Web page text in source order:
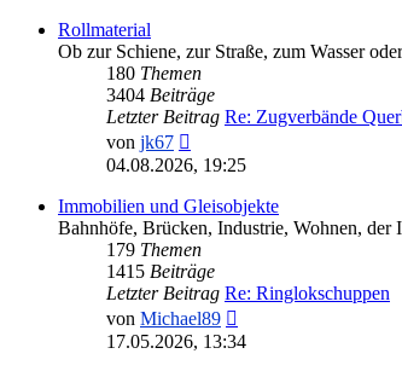
Rollmaterial
Ob zur Schiene, zur Straße, zum Wasser
180 Themen
3404 Beiträge
Letzter Beitrag Re: Zugverbände
von jk67
Beitrag
04.08.2026, 19:25
Immobilien und Gleisobjekte
Bahnhöfe, Brücken, Industrie, Wohnen,
179 Themen
1415 Beiträge
Letzter Beitrag Re: Ringlokschuppen
von Michael89
Beitrag
17.05.2026, 13:34